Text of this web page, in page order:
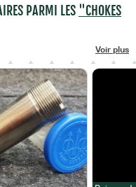
PARMI LES "CHOKES
Voir plus